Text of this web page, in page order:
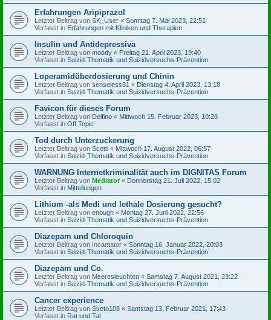
Erfahrungen Aripiprazol
Letzter Beitrag von SK_User « Sonntag 7. Mai 2023, 22:51
Verfasst in Erfahrungen mit Kliniken und Therapien
Insulin und Antidepressiva
Letzter Beitrag von moody « Freitag 21. April 2023, 19:40
Verfasst in Suizid-Thematik und Suizidversuchs-Prävention
Loperamidüberdosierung und Chinin
Letzter Beitrag von senseless31 « Dienstag 4. April 2023, 13:18
Verfasst in Suizid-Thematik und Suizidversuchs-Prävention
Favicon für dieses Forum
Letzter Beitrag von Delfino « Mittwoch 15. Februar 2023, 10:28
Verfasst in Off Topic
Tod durch Unterzuckerung
Letzter Beitrag von Scotti « Mittwoch 17. August 2022, 06:57
Verfasst in Suizid-Thematik und Suizidversuchs-Prävention
WARNUNG Internetkriminalität auch im DIGNITAS Forum
Letzter Beitrag von Mediator« Donnerstag 21. Juli 2022, 15:02
Verfasst in Mitteilungen
Lithium -als Medi und lethale Dosierung gesucht?
Letzter Beitrag von enough « Montag 27. Juni 2022, 22:56
Verfasst in Suizid-Thematik und Suizidversuchs-Prävention
Diazepam und Chloroquin
Letzter Beitrag von Incantator « Sonntag 16. Januar 2022, 20:03
Verfasst in Suizid-Thematik und Suizidversuchs-Prävention
Diazepam und Co.
Letzter Beitrag von Meeresleuchten « Samstag 7. August 2021, 23:22
Verfasst in Suizid-Thematik und Suizidversuchs-Prävention
Cancer experience
Letzter Beitrag von Sveto108 « Samstag 13. Februar 2021, 17:43
Verfasst in Rat und Tat